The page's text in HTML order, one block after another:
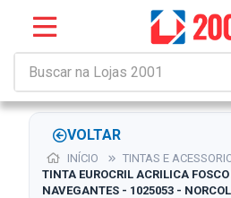
VOLTAR
INÍCIO TINTAS E
TINTA EUROCRIL ACRILICA
NAVEGANTES - 1025053 -